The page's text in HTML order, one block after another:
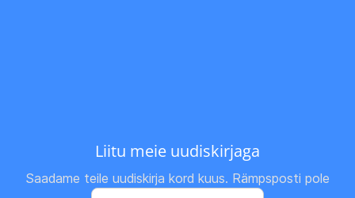
Liitu meie uudiskirjaga
Saadame teile uudiskirja kord kuus. Rämpsposti pole